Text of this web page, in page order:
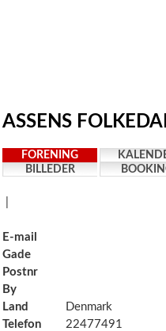
ASSENS
FORENING
BILLEDER
E-mail
Gade
Postnr
By
Land
Denmark
Telefon
22477491